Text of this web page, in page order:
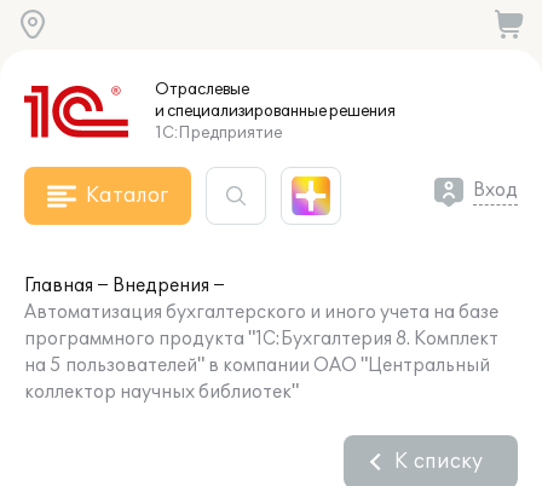
Отраслевые
и специализированныерешения
1С:Предприятие
Каталог Вход
Главная
Внедрения
Автоматизация бухгалтерского и иного учета на базе
программного продукта "1С:Бухгалтерия 8. Комплект
на 5 пользователей" в компании ОАО "Центральный
коллектор научных библиотек"
К списку